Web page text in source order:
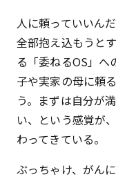
人に頼っていいん
全部抱え込もうと
る「委ねるOS」
子や実家の母に頼
う。まずは自分が
い、という感覚が
わってきている。
ぶっちゃけ、がん